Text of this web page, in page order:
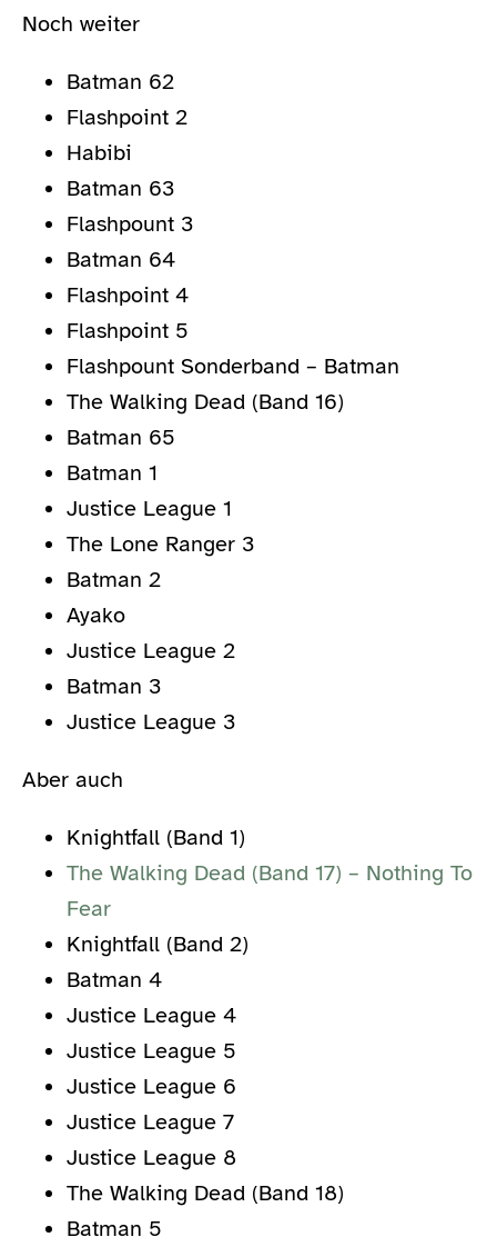
Noch weiter
Batman 62
Flashpoint 2
Habibi
Batman 63
Flashpount 3
Batman 64
Flashpoint 4
Flashpoint 5
Flashpount Sonderband – Batman
The Walking Dead (Band 16)
Batman 65
Batman 1
Justice League 1
The Lone Ranger 3
Batman 2
Ayako
Justice League 2
Batman 3
Justice League 3
Aber auch
Knightfall (Band 1)
The Walking Dead (Band 17) – Nothing To
Fear
Knightfall (Band 2)
Batman 4
Justice League 4
Justice League 5
Justice League 6
Justice League 7
Justice League 8
The Walking Dead (Band 18)
Batman 5